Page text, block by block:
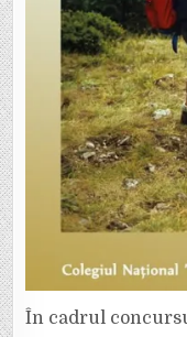
În cadrul